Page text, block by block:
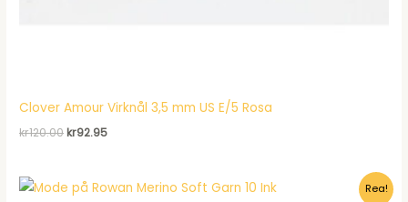
Clover Amour Virknål 3,5 mm US E/5 Rosa
kr120.00Det
kr120.00.
kr92.95Det
kr92.95.
Rea!